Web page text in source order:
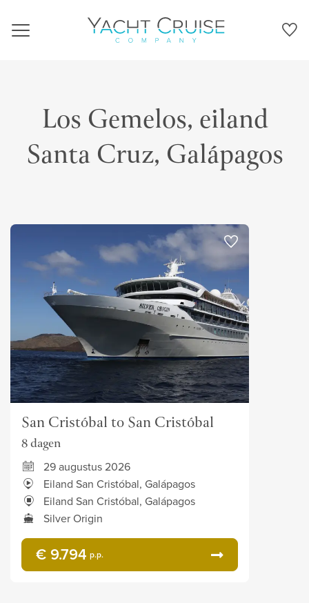
Navigation
Los Gemelos, eiland
Santa Cruz, Galápagos
San Cristóbal to San Cristóbal
8 dagen
29 augustus 2026
Eiland San Cristóbal, Galápagos
Eiland San Cristóbal, Galápagos
Silver Origin
€ 9.794 p.p.